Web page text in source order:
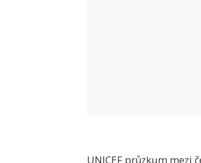
UNICEF průzkum mezi